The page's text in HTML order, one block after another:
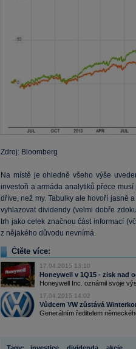
Zdroj: Bloomberg
Na místě je ohledně všeho výše
investoři a armáda analytiků přece
dříve, než my. Tabulky ale hovoří jasně
vyhlazovat dividendy (velmi dobře
trh jako celek značnou část informací
z nějakého důvodu nevnímá.
Čtěte více:
17.04.2015 13:10
Honeywell v 1Q15 - zisk nad
Honeywell Inc. oznámil svoje
17.04.2015 14:02
Vůdcem VW zůstává
Generálním ředitelem